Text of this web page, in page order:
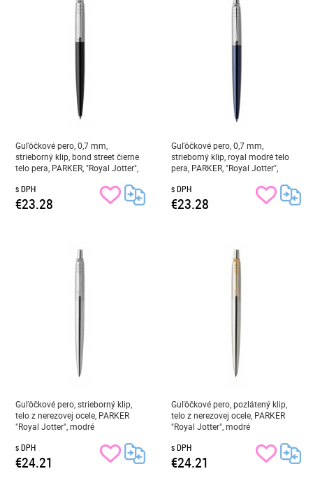
Guľôčkové pero, 0,7 mm,
strieborný klip, bond street čierne
telo pera, PARKER, "Royal Jotter",
s DPH
€23.28
Guľôčkové pero, 0,7 mm,
strieborný klip, royal modré telo
pera, PARKER, "Royal Jotter",
s DPH
€23.28
Guľôčkové pero, strieborný klip,
telo z nerezovej ocele, PARKER
"Royal Jotter", modré
s DPH
€24.21
Guľôčkové pero, pozlátený klip,
telo z nerezovej ocele, PARKER
"Royal Jotter", modré
s DPH
€24.21